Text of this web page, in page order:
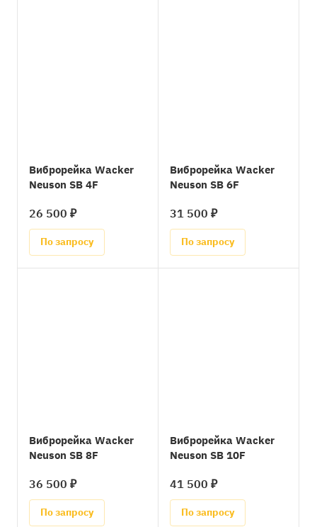
Виброрейка Wacker
Neuson SB 4F
26 500 ₽
По запросу
Виброрейка Wacker
Neuson SB 6F
31 500 ₽
По запросу
Виброрейка Wacker
Neuson SB 8F
36 500 ₽
По запросу
Виброрейка Wacker
Neuson SB 10F
41 500 ₽
По запросу